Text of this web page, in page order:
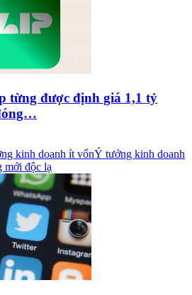
từng được định giá 1,1 tỷ
kinh doanh ít vốnÝ tưởng kinh doanh
mới độc lạ